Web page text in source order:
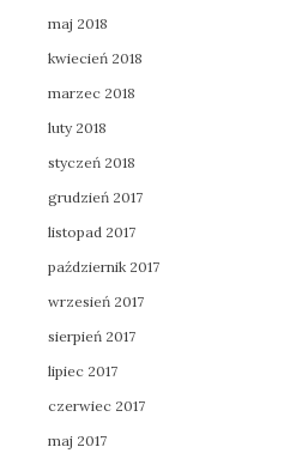
maj 2018
kwiecień 2018
marzec 2018
luty 2018
styczeń 2018
grudzień 2017
listopad 2017
październik 2017
wrzesień 2017
sierpień 2017
lipiec 2017
czerwiec 2017
maj 2017